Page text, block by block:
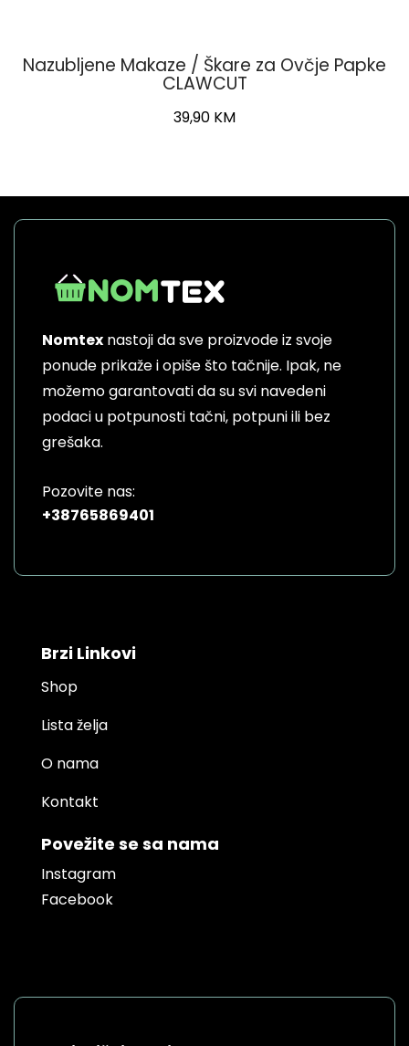
Nazubljene Makaze / Škare za Ovčje Papke
CLAWCUT
39,90 KM
Nomtex nastoji da sve proizvode iz svoje
ponude prikaže i opiše što tačnije. Ipak, ne
možemo garantovati da su svi navedeni
podaci u potpunosti tačni, potpuni ili bez
grešaka.
Pozovite nas:
+38765869401
Brzi Linkovi
Shop
Lista želja
O nama
Kontakt
Povežite se sa nama
Instagram
Facebook